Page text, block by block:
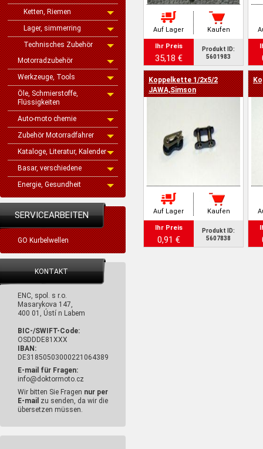
Ketten, Riemen
Lager, simmerring
Technisches Zubehör
Motorradzubehör
Werkzeuge, Tools
Öle, Schmierstoffe,
Flüssigkeiten
Auto-moto chemie
Zubehör Motorradfahrer
Kataloge, Literatur, Kalender
Basar, verschiedene
Energie, Gesundheit
SERVICEARBEITEN
GO Kurbelwellen
KONTAKT
ENC, spol. s r.o.
Masarykova 147,
400 01, Ústí n Labem
BIC-/SWIFT-Code:
OSDDDE81XXX
IBAN:
DE31850503000221064389
E-mail für Fragen:
info@doktormoto.cz
Wir bitten Sie Fragen nur per
E-mail zu senden, da wir die
übersetzen müssen.
Auf Lager Kaufen
Ihr Preis
35,18 €
Produkt ID:
5601983
Koppelkette 1/2x5/2
JAWA,Simson
Auf Lager Kaufen
Ihr Preis
0,91 €
Produkt ID:
5607838